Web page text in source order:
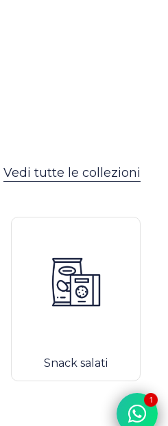
Vedi tutte le collezioni
Snack salati
1